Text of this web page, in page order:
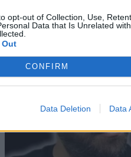
opt-out of Collection, Use,
Data that Is Unrelated
CONFIRM
Data Deletion Data